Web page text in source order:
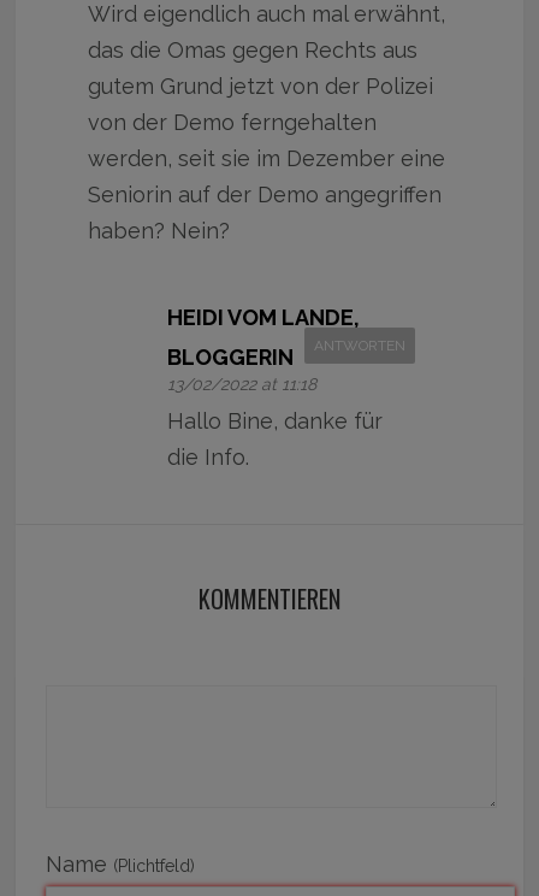
Wird eigendlich auch mal erwähnt,
das die Omas gegen Rechts aus
gutem Grund jetzt von der Polizei
von der Demo ferngehalten
werden, seit sie im Dezember eine
Seniorin auf der Demo angegriffen
haben? Nein?
HEIDI VOM LANDE,
BLOGGERIN
13/02/2022 at 11:18
ANTWORTEN
Hallo Bine, danke für
die Info.
KOMMENTIEREN
Name (Plichtfeld)